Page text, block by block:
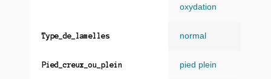
oxydation
Type_de_lamelles normal
Pied_creux_ou_plein pied plein